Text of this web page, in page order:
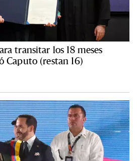
transitar los 18 meses
Caputo (restan 16)